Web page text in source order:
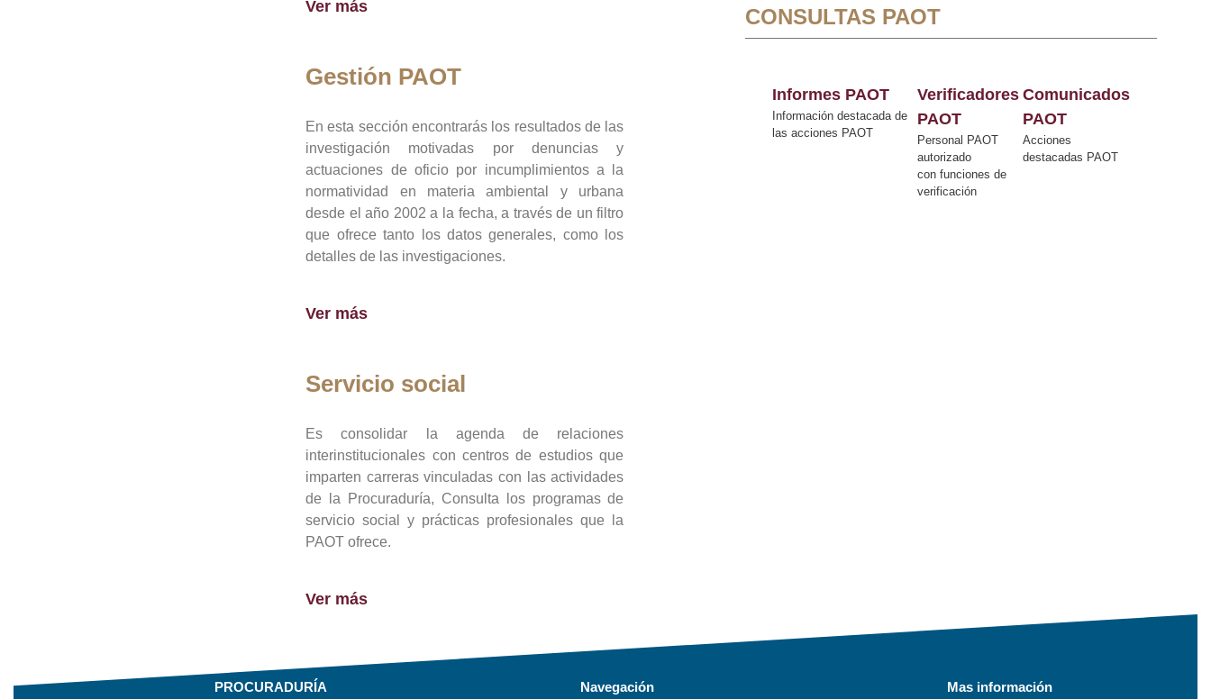
Ver más
Gestión PAOT
En esta sección encontrarás los resultados de las
investigación motivadas por denuncias y
actuaciones de oficio por incumplimientos a la
normatividad en materia ambiental y urbana
desde el año 2002 a la fecha, a través de un filtro
que ofrece tanto los datos generales, como los
detalles de las investigaciones.
Ver más
Servicio social
Es consolidar la agenda de relaciones
interinstitucionales con centros de estudios que
imparten carreras vinculadas con las actividades
de la Procuraduría, Consulta los programas de
servicio social y prácticas profesionales que la
PAOT ofrece.
Ver más
CONSULTAS PAOT
Informes PAOT
Información destacada de
las acciones PAOT
Verificadores
PAOT
Personal PAOT
autorizado
con funciones de
verificación
Comunicados
PAOT
Acciones
destacadas PAOT
PROCURADURÍA Navegación Mas información